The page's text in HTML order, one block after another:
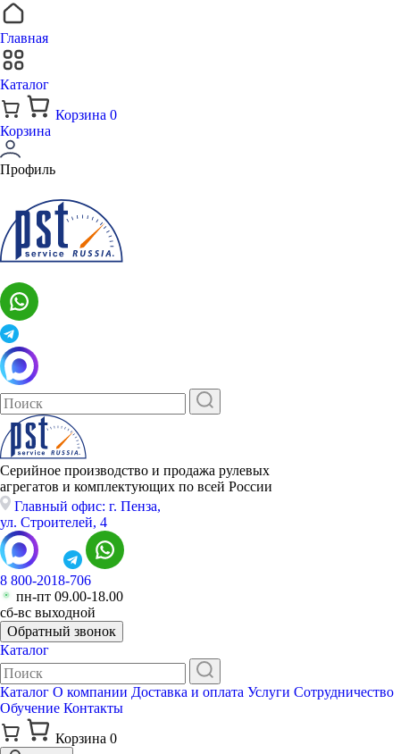
Главная
Каталог
Корзина 0
Корзина
Профиль
Серийное производство и продажа рулевых
агрегатов и комплектующих по всей России
Главный офис: г. Пенза,
ул. Строителей, 4
8 800-2018-706
пн-пт 09.00-18.00
сб-вс выходной
Обратный звонок
Каталог
Каталог О компании Доставка и оплата Услуги Сотрудничество
Обучение Контакты
Корзина 0